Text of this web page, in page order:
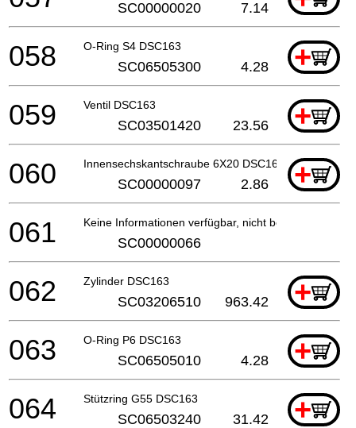
SC00000020 7.14
O-Ring S4 DSC163 +
058 SC06505300 4.28
Ventil DSC163 +
059 SC03501420 23.56
Innensechskantschraube 6X20 DSC163 +
060 SC00000097 2.86
Keine Informationen verfügbar, nicht bestellbar
061 SC00000066
Zylinder DSC163 +
062 SC03206510 963.42
O-Ring P6 DSC163 +
063 SC06505010 4.28
Stützring G55 DSC163 +
064 SC06503240 31.42